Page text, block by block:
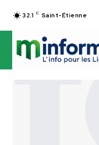
32.1 C Saint-Étienne